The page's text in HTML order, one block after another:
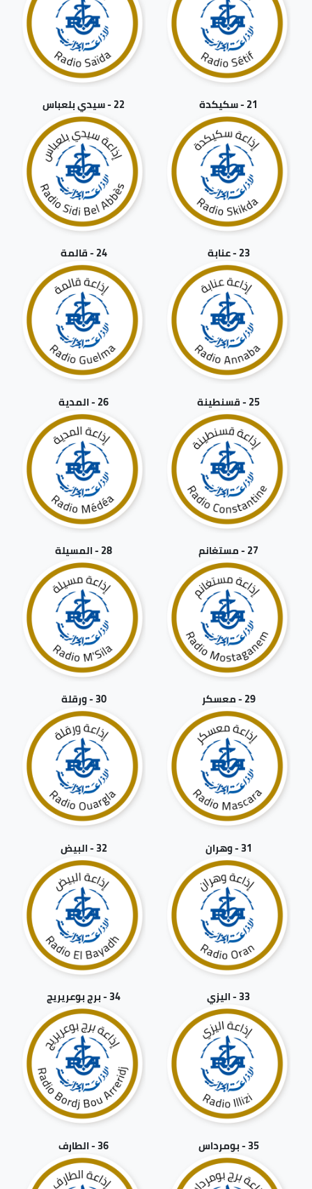
21 - سكيكدة 22 - سيدي بلعباس
23 - عنابة 24 - قالمة
25 - قسنطينة 26 - المدية
27 - مستغانم 28 - المسيلة
29 - معسكر 30 - ورقلة
31 - وهران 32 - البيض
33 - اليزي 34 - برج بوعريريج
35 - بومرداس 36 - الطارف